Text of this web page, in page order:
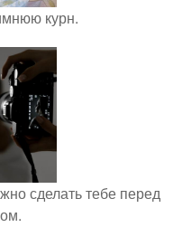
курн.
сделать тебе перед